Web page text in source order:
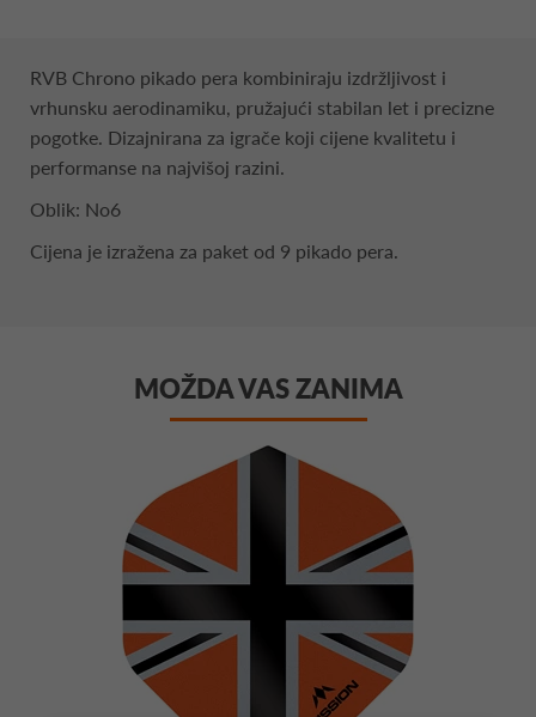
RVB Chrono pikado pera kombiniraju izdržljivost i
vrhunsku aerodinamiku, pružajući stabilan let i precizne
pogotke. Dizajnirana za igrače koji cijene kvalitetu i
performanse na najvišoj razini.
Oblik: No6
Cijena je izražena za paket od 9 pikado pera.
MOŽDA VAS ZANIMA